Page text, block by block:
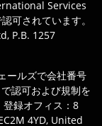
Services
可されています。
P.B. 1257
ールズで会社番号
認可および規制を
録オフィス：8
4YD, United